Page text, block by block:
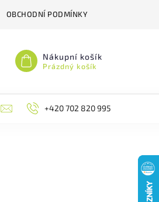
OBCHODNÍ PODMÍNKY
Nákupní košík
Prázdný košík
BLOG
+420 702 820 995